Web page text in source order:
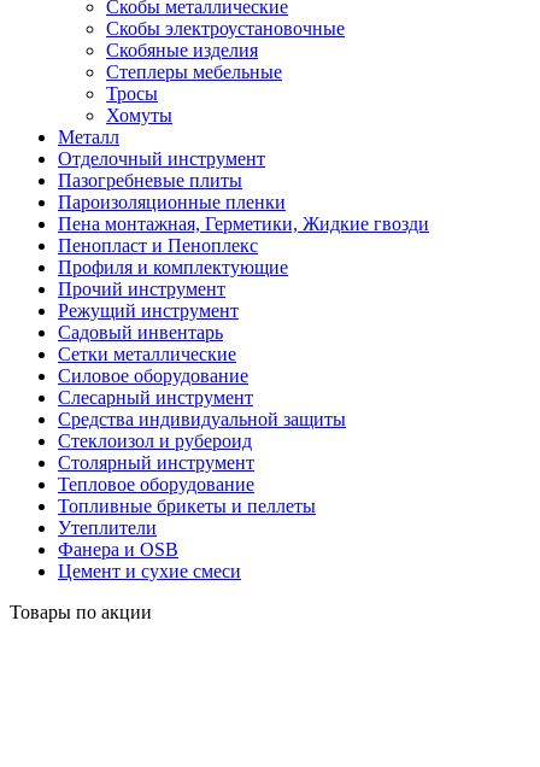
Скобы металлические
Скобы электроустановочные
Скобяные изделия
Степлеры мебельные
Тросы
Хомуты
Металл
Отделочный инструмент
Пазогребневые плиты
Пароизоляционные пленки
Пена монтажная, Герметики, Жидкие гвозди
Пенопласт и Пеноплекс
Профиля и комплектующие
Прочий инструмент
Режущий инструмент
Садовый инвентарь
Сетки металлические
Силовое оборудование
Слесарный инструмент
Средства индивидуальной защиты
Стеклоизол и рубероид
Столярный инструмент
Тепловое оборудование
Топливные брикеты и пеллеты
Утеплители
Фанера и OSB
Цемент и сухие смеси
Товары по акции